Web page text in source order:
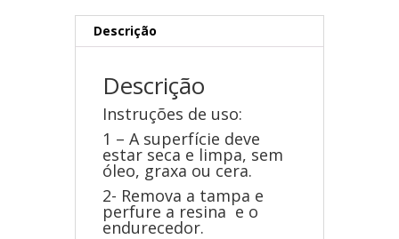
Descrição
Descrição
Instruções de uso:
1 – A superfície deve
estar seca e limpa, sem
óleo, graxa ou cera.
2- Remova a tampa e
perfure a resina e o
endurecedor.